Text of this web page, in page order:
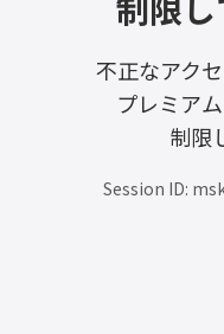
不正なアク
プレミア
制限
Session ID: